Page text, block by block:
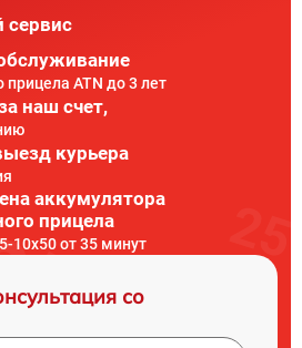
прицела ATN до 3 лет
наш счет,
курьера
аккумулятора
прицела
10x50 от 35 минут
со